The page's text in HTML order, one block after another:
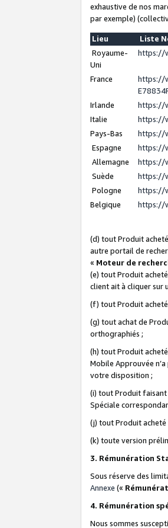
exhaustive de nos
par exemple)
Lieu
Liste
Royaume-
Uni
https://
France
https://
Irlande
https://
Italie
https://
Pays-Bas
https://
Espagne
https://
Allemagne
https://
Suède
https://
Pologne
https://
Belgique
https://
(d) tout Produit
autre portail de
« Moteur de
(e) tout Produit
client ait à cliquer sur
(f) tout Produit
(g) tout achat de
orthographiés ;
(h) tout Produit
Mobile Approuvée
votre disposition ;
(i) tout Produit faisant
Spéciale
(j) tout Produit
(k) toute version
3. Rémunération
Sous réserve des
Annexe («
4. Rémunération
Nous sommes